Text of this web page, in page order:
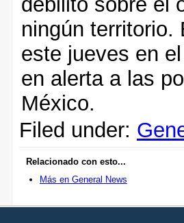
ningún
este jueves en
en alerta a las
México.
Filed under:
Relacionado con esto...
Más en General News